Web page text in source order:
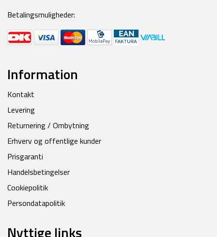
Betalingsmuligheder:
Information
Kontakt
Levering
Returnering / Ombytning
Erhverv og offentlige kunder
Prisgaranti
Handelsbetingelser
Cookiepolitik
Persondatapolitik
Nyttige links